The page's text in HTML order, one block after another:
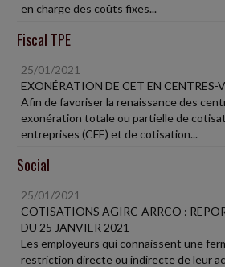
en charge des coûts fixes...
Fiscal TPE
25/01/2021
EXONÉRATION DE CET EN CENTRES-
Afin de favoriser la renaissance des
exonération totale ou partielle de
entreprises (CFE) et de cotisation...
Social
25/01/2021
COTISATIONS AGIRC-ARRCO :
DU 25 JANVIER 2021
Les employeurs qui connaissent une
restriction directe ou indirecte de leur